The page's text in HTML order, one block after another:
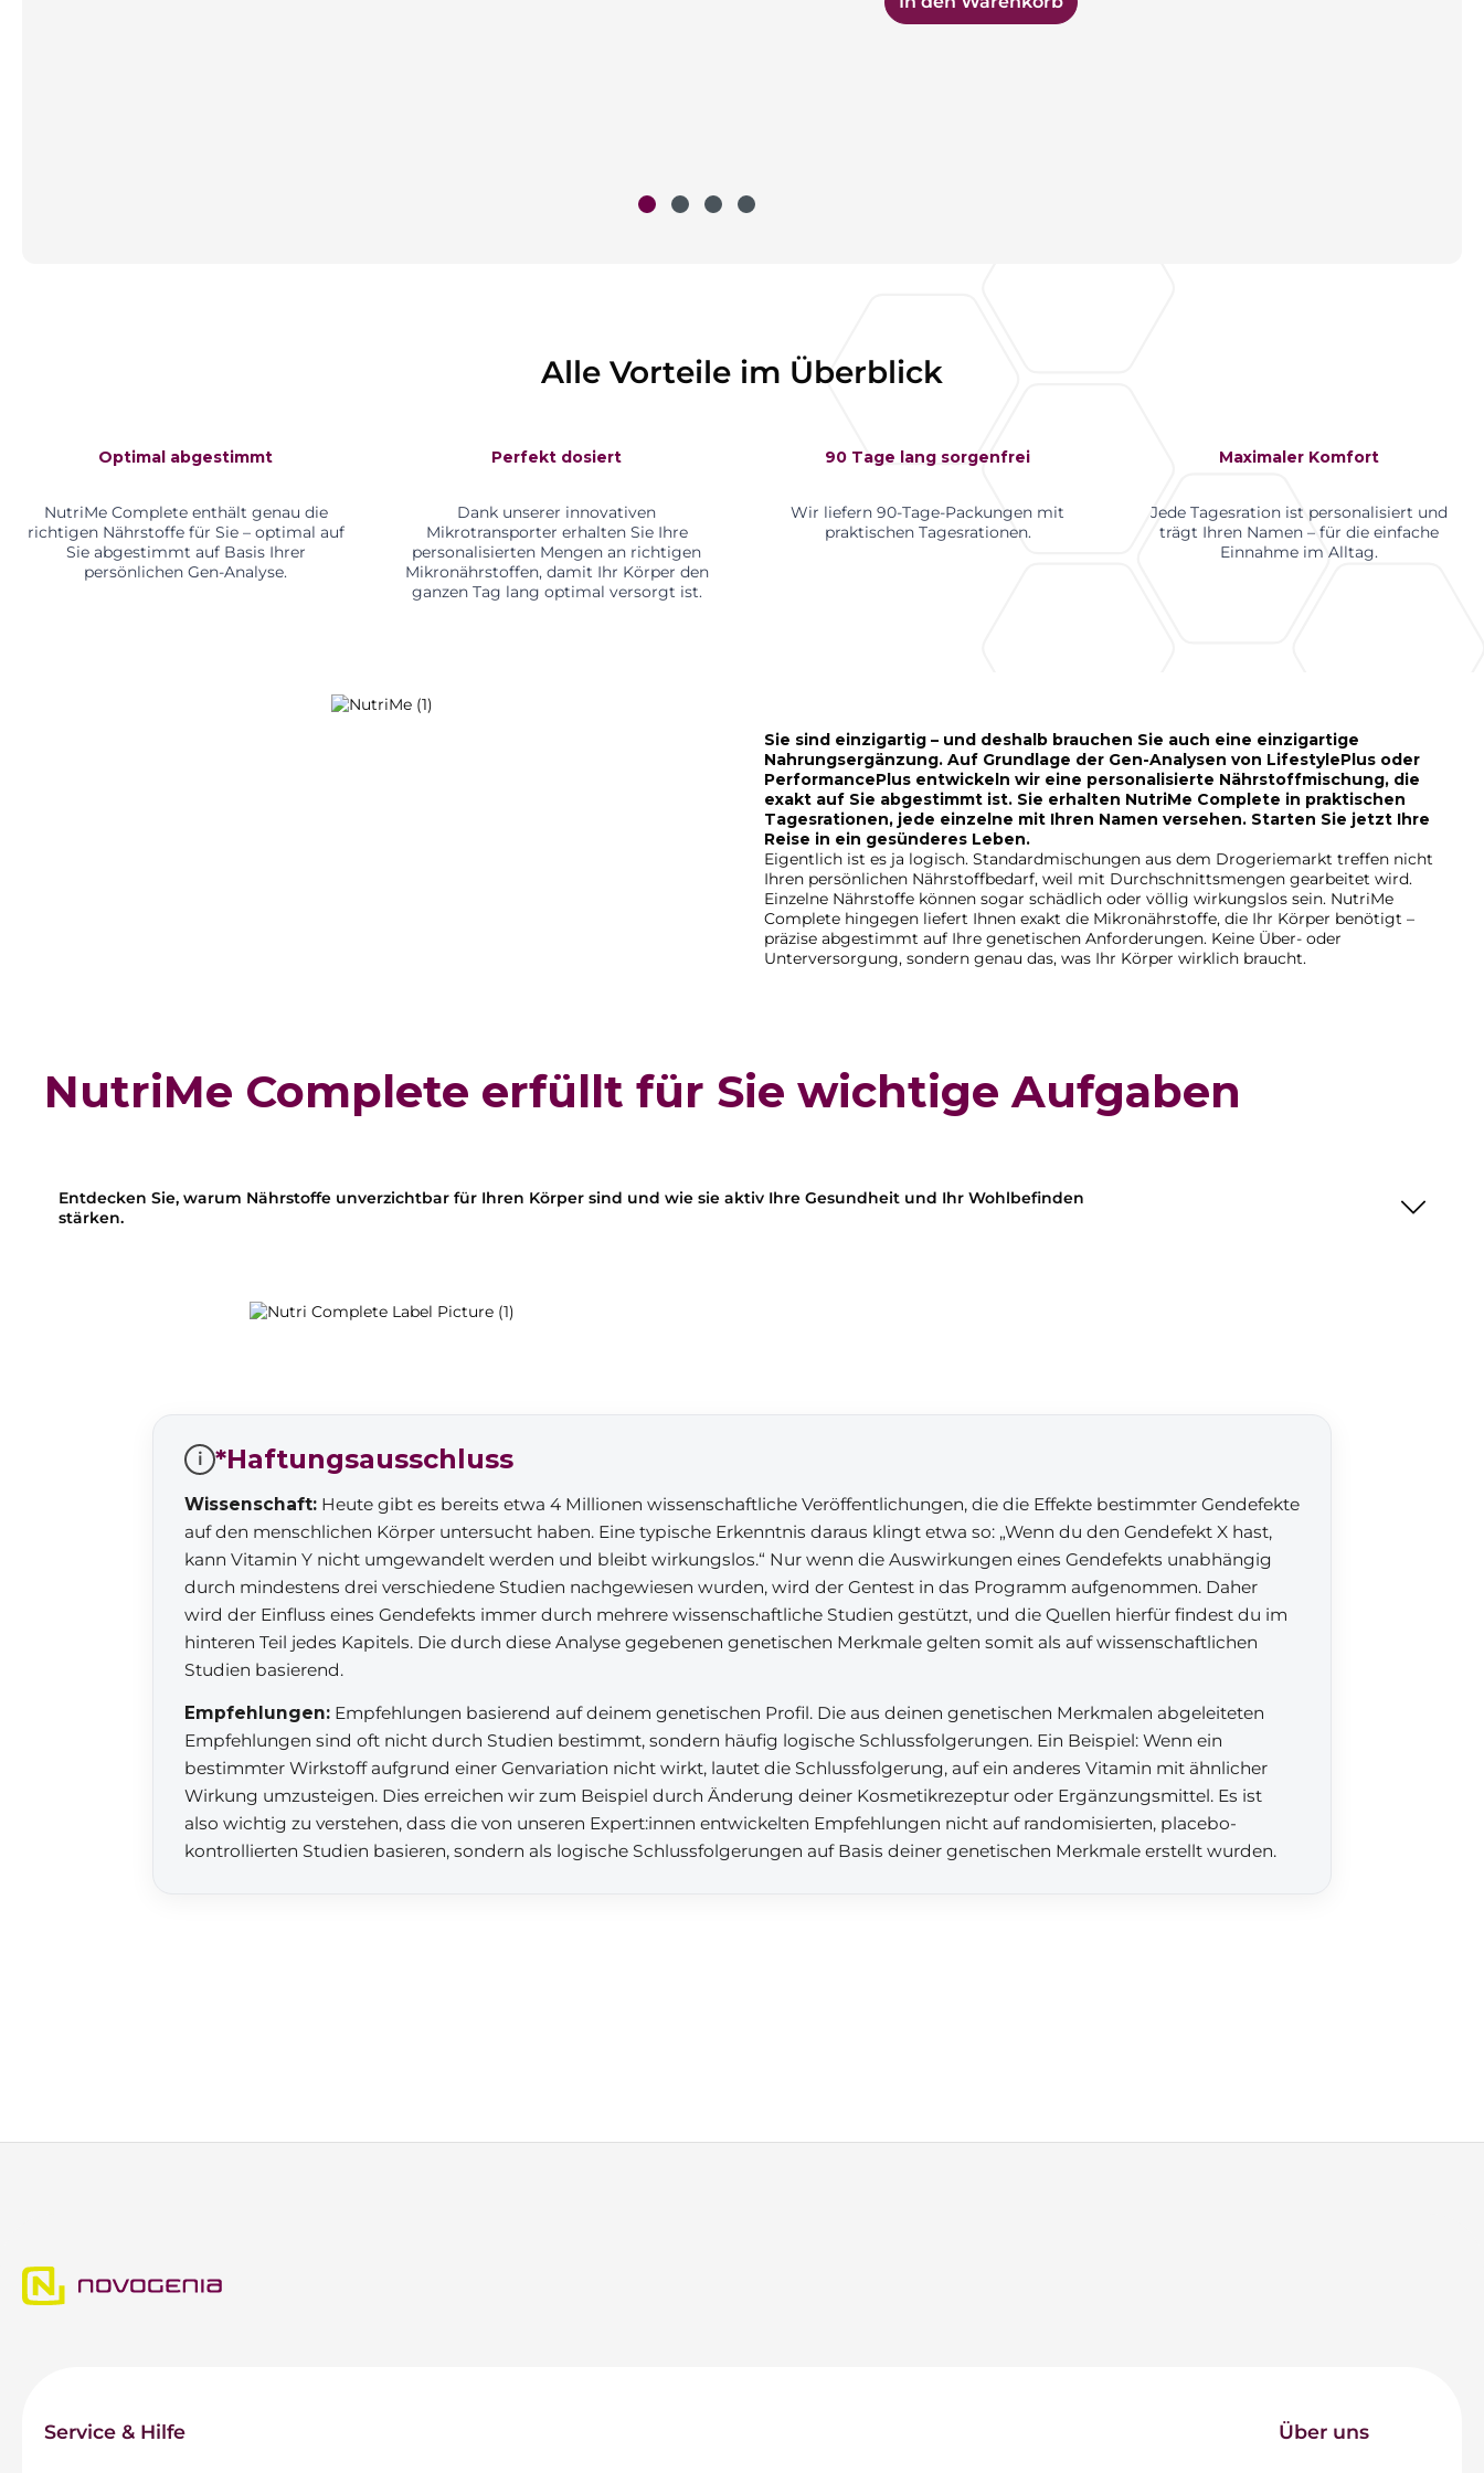
Alle Vorteile im Überblick
Optimal abgestimmt
NutriMe Complete enthält genau die
richtigen Nährstoffe für Sie – optimal auf
Sie abgestimmt auf Basis Ihrer
persönlichen Gen-Analyse.
Perfekt dosiert
Dank unserer innovativen
Mikrotransporter erhalten Sie Ihre
personalisierten Mengen an richtigen
Mikronährstoffen, damit Ihr Körper den
ganzen Tag lang optimal versorgt ist.
90 Tage lang sorgenfrei
Wir liefern 90-Tage-Packungen mit
praktischen Tagesrationen.
Maximaler Komfort
Jede Tagesration ist personalisiert und
trägt Ihren Namen – für die einfache
Einnahme im Alltag.
Sie sind einzigartig – und deshalb brauchen Sie auch eine einzigartige
Nahrungsergänzung. Auf Grundlage der Gen-Analysen von LifestylePlus oder
PerformancePlus entwickeln wir eine personalisierte Nährstoffmischung, die
exakt auf Sie abgestimmt ist. Sie erhalten NutriMe Complete in praktischen
Tagesrationen, jede einzelne mit Ihren Namen versehen. Starten Sie jetzt Ihre
Reise in ein gesünderes Leben.
Eigentlich ist es ja logisch. Standardmischungen aus dem Drogeriemarkt treffen nicht
Ihren persönlichen Nährstoffbedarf, weil mit Durchschnittsmengen gearbeitet wird.
Einzelne Nährstoffe können sogar schädlich oder völlig wirkungslos sein. NutriMe
Complete hingegen liefert Ihnen exakt die Mikronährstoffe, die Ihr Körper benötigt –
präzise abgestimmt auf Ihre genetischen Anforderungen. Keine Über- oder
Unterversorgung, sondern genau das, was Ihr Körper wirklich braucht.
NutriMe Complete erfüllt für Sie wichtige Aufgaben
Entdecken Sie, warum Nährstoffe unverzichtbar für Ihren Körper sind und wie sie aktiv Ihre Gesundheit und Ihr Wohlbefinden
stärken.
i *Haftungsausschluss
Wissenschaft: Heute gibt es bereits etwa 4 Millionen wissenschaftliche Veröffentlichungen, die die Effekte bestimmter Gendefekte
auf den menschlichen Körper untersucht haben. Eine typische Erkenntnis daraus klingt etwa so: „Wenn du den Gendefekt X hast,
kann Vitamin Y nicht umgewandelt werden und bleibt wirkungslos.“ Nur wenn die Auswirkungen eines Gendefekts unabhängig
durch mindestens drei verschiedene Studien nachgewiesen wurden, wird der Gentest in das Programm aufgenommen. Daher
wird der Einfluss eines Gendefekts immer durch mehrere wissenschaftliche Studien gestützt, und die Quellen hierfür findest du im
hinteren Teil jedes Kapitels. Die durch diese Analyse gegebenen genetischen Merkmale gelten somit als auf wissenschaftlichen
Studien basierend.
Empfehlungen: Empfehlungen basierend auf deinem genetischen Profil. Die aus deinen genetischen Merkmalen abgeleiteten
Empfehlungen sind oft nicht durch Studien bestimmt, sondern häufig logische Schlussfolgerungen. Ein Beispiel: Wenn ein
bestimmter Wirkstoff aufgrund einer Genvariation nicht wirkt, lautet die Schlussfolgerung, auf ein anderes Vitamin mit ähnlicher
Wirkung umzusteigen. Dies erreichen wir zum Beispiel durch Änderung deiner Kosmetikrezeptur oder Ergänzungsmittel. Es ist
also wichtig zu verstehen, dass die von unseren Expert:innen entwickelten Empfehlungen nicht auf randomisierten, placebo-
kontrollierten Studien basieren, sondern als logische Schlussfolgerungen auf Basis deiner genetischen Merkmale erstellt wurden.
Service & Hilfe Über uns